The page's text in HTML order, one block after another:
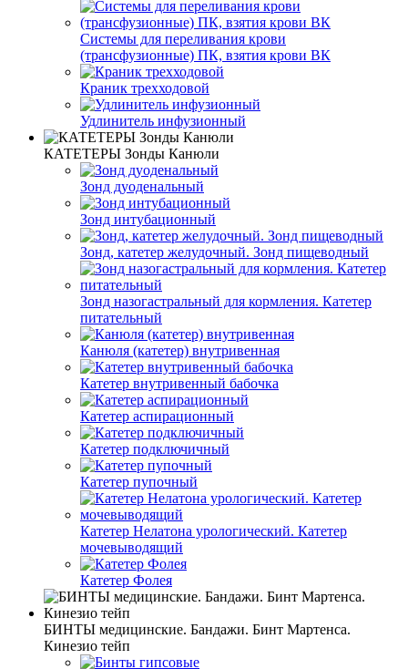
Системы для переливания крови
(трансфузионные) ПК, взятия крови ВК
Краник трехходовой
Удлинитель инфузионный
КАТЕТЕРЫ Зонды Канюли
Зонд дуоденальный
Зонд интубационный
Зонд, катетер желудочный. Зонд пищеводный
Зонд назогастральный для кормления. Катетер
питательный
Канюля (катетер) внутривенная
Катетер внутривенный бабочка
Катетер аспирационный
Катетер подключичный
Катетер пупочный
Катетер Нелатона урологический. Катетер
мочевыводящий
Катетер Фолея
БИНТЫ медицинские. Бандажи. Бинт Мартенса.
Кинезио тейп